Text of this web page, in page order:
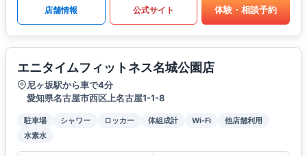
店舗情報 公式サイト 体験・相談予約
エニタイムフィットネス名城公園店
尼ヶ坂駅から車で4分
愛知県名古屋市西区上名古屋1-1-8
駐車場 シャワー ロッカー 体組成計 Wi-Fi
他店舗利用
水素水